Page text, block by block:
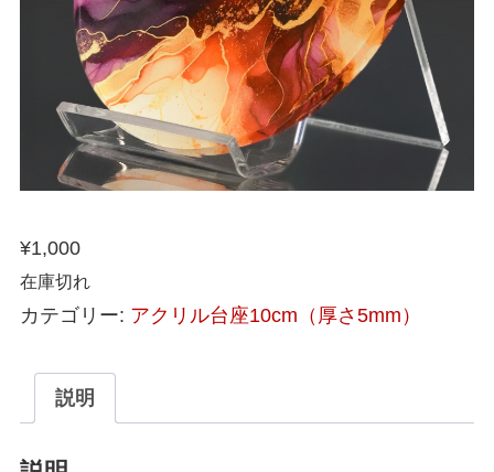
¥1,000
在庫切れ
カテゴリー: アクリル台座10cm（厚さ5mm）
説明